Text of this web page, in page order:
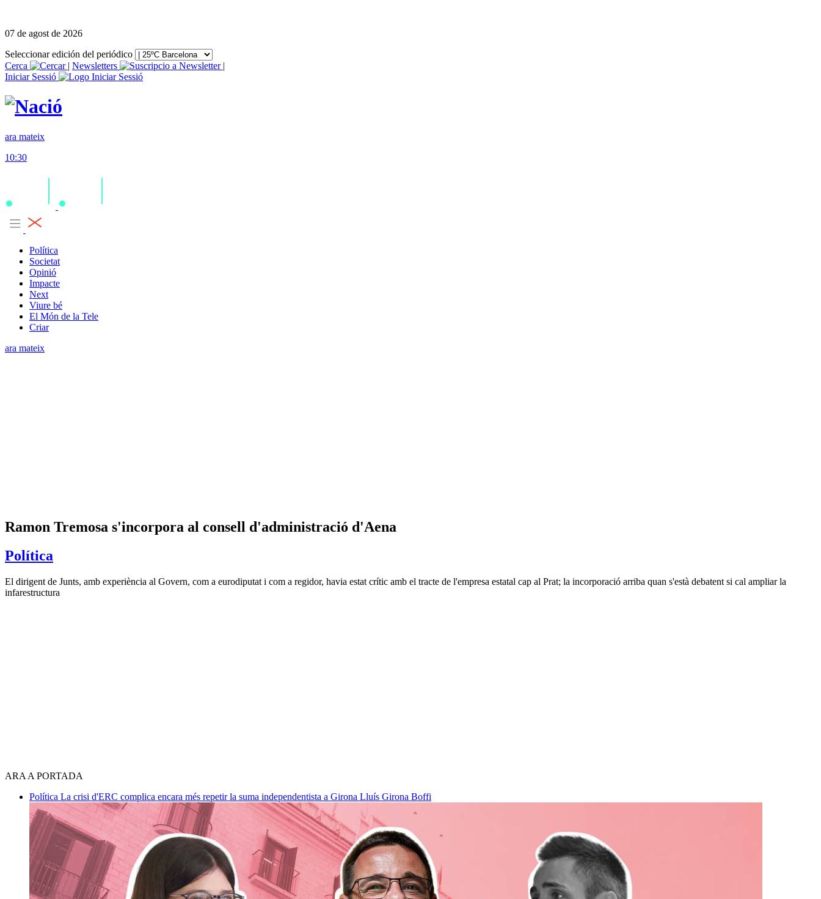
07 de agost de 2026
Seleccionar edición del periódico
Cerca
| Newsletters
|
Iniciar Sessió
ara mateix
10:30
Política
Societat
Opinió
Impacte
Next
Viure bé
El Món de la Tele
Criar
ara mateix
Ramon Tremosa s'incorpora al consell d'administració d'Aena
Política
El dirigent de Junts, amb experiència al Govern, com a eurodiputat i com a regidor, havia estat crític amb el tracte de l'empresa estatal cap al Prat; la incorporació arriba quan s'està debatent si cal ampliar la
infarestructura
ARA A PORTADA
Política La crisi d'ERC complica encara més repetir la suma independentista a Girona Lluís Girona Boffi